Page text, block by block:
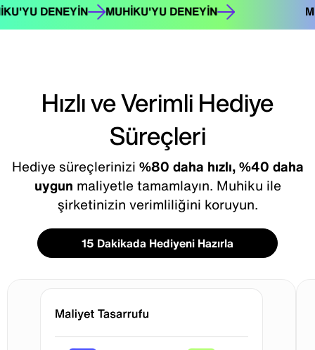
MUHIKU'YU DENEYIN MUHIKU'YU DENEYIN
Hızlı ve Verimli Hediye
Süreçleri
Hediye süreçlerinizi %80 daha hızlı,%40 daha
uygun maliyetle tamamlayın. Muhiku ile
şirketinizin verimliliğini koruyun.
15 Dakikada Hediyeni Hazırla